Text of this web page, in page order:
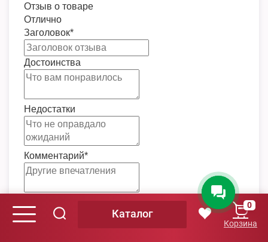
Отзыв о товаре
Отлично
Заголовок*
Достоинства
Недостатки
Комментарий*
Каталог
0
Корзина